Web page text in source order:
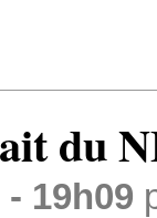
du
- 19h09